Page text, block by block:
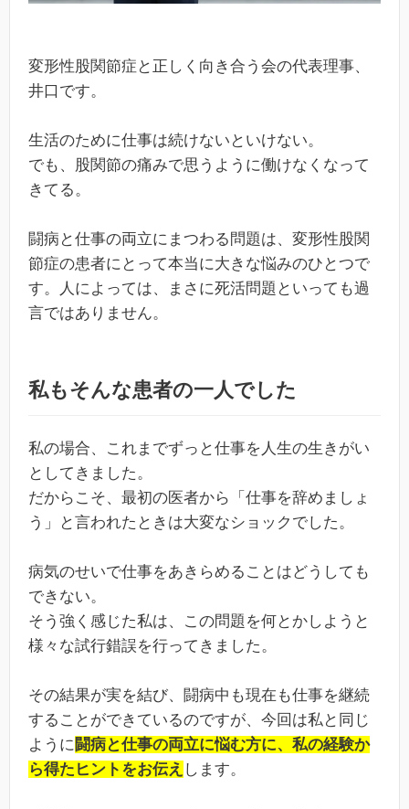
変形性股関節症と正しく向き合う会の代表理事、
井口です。
生活のために仕事は続けないといけない。
でも、股関節の痛みで思うように働けなくなって
きてる。
闘病と仕事の両立にまつわる問題は、変形性股関
節症の患者にとって本当に大きな悩みのひとつで
す。人によっては、まさに死活問題といっても過
言ではありません。
私もそんな患者の一人でした
私の場合、これまでずっと仕事を人生の生きがい
としてきました。
だからこそ、最初の医者から「仕事を辞めましょ
う」と言われたときは大変なショックでした。
病気のせいで仕事をあきらめることはどうしても
できない。
そう強く感じた私は、この問題を何とかしようと
様々な試行錯誤を行ってきました。
その結果が実を結び、闘病中も現在も仕事を継続
することができているのですが、今回は私と同じ
ように闘病と仕事の両立に悩む方に、私の経験か
ら得たヒントをお伝え します。